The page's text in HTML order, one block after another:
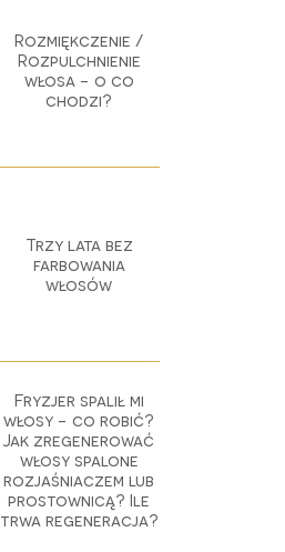
Rozmiękczenie /
Rozpulchnienie
włosa - o co
chodzi?
Trzy lata bez
farbowania
włosów
Fryzjer spalił mi
włosy - co robić?
Jak zregenerować
włosy spalone
rozjaśniaczem lub
prostownicą? Ile
trwa regeneracja?